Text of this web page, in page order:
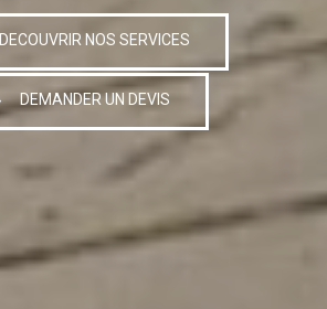
DECOUVRIR NOS SERVICES
DEMANDER UN DEVIS